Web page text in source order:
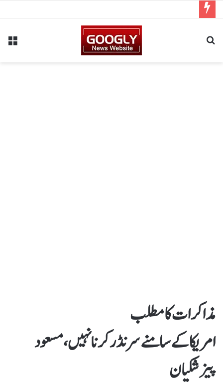
مذاکرات کا مطلب
امریکاکےسامنےسرنڈرکرنانہیں،مسعود
پیزشکیان